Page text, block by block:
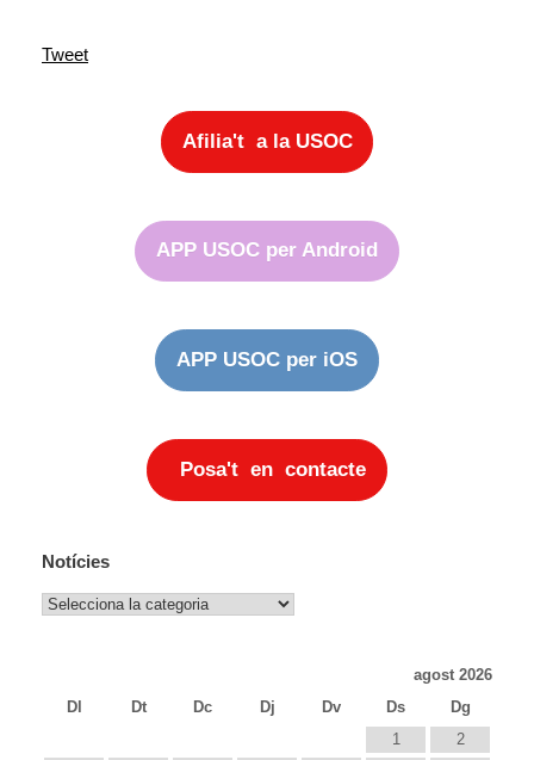
Tweet
Afilia't a la USOC
APP USOC per Android
APP USOC per iOS
Posa't en contacte
Notícies
Notícies
agost 2026
Dl
Dt Dc Dj Dv Ds
Dg
1
2